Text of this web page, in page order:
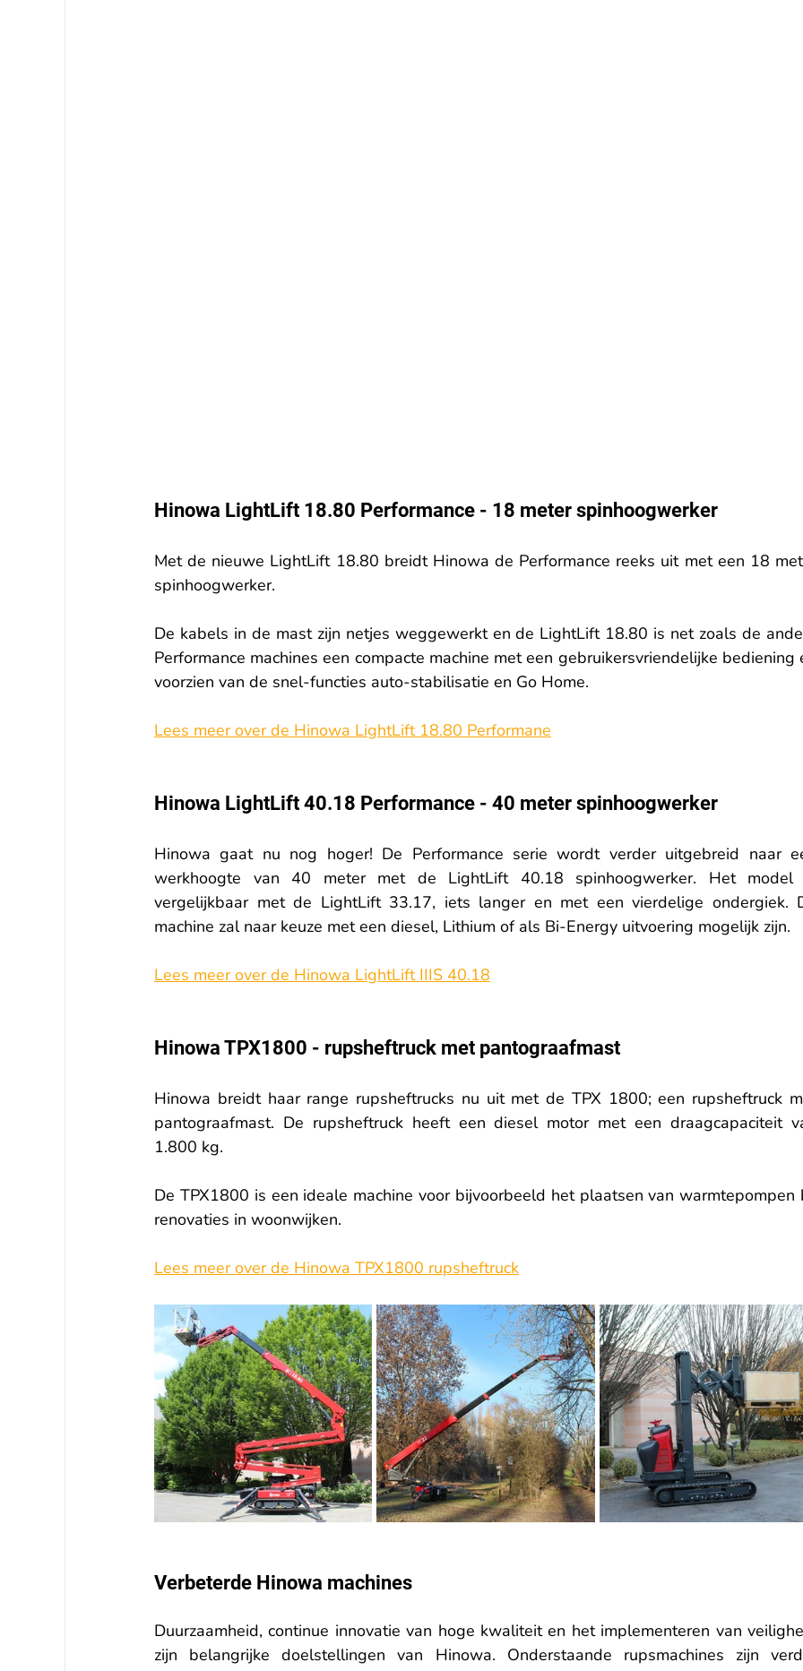
Hinowa LightLift 18.80 Performance - 18 meter spinhoogwerker
Met de nieuwe LightLift 18.80 breidt Hinowa de Performance reeks uit met een 18
spinhoogwerker.
De kabels in de mast zijn netjes weggewerkt en de LightLift 18.80 is net zoals de
Performance machines een compacte machine met een gebruikersvriendelijke bediening
voorzien van de snel-functies auto-stabilisatie en Go Home.
Lees meer over de Hinowa LightLift 18.80 Performane
Hinowa LightLift 40.18 Performance - 40 meter spinhoogwerker
Hinowa gaat nu nog hoger! De Performance serie wordt verder uitgebreid naar
werkhoogte van 40 meter met de LightLift 40.18 spinhoogwerker. Het model
vergelijkbaar met de LightLift 33.17, iets langer en met een vierdelige ondergiek.
machine zal naar keuze met een diesel, Lithium of als Bi-Energy uitvoering mogelijk zijn.
Lees meer over de Hinowa LightLift IIIS 40.18
Hinowa TPX1800 - rupsheftruck met pantograafmast
Hinowa breidt haar range rupsheftrucks nu uit met de TPX 1800; een rupsheftruck
pantograafmast. De rupsheftruck heeft een diesel motor met een draagcapaciteit
1.800 kg.
De TPX1800 is een ideale machine voor bijvoorbeeld het plaatsen van warmtepompen
renovaties in woonwijken.
Lees meer over de Hinowa TPX1800 rupsheftruck
Verbeterde Hinowa machines
Duurzaamheid, continue innovatie van hoge kwaliteit en het implementeren van
zijn belangrijke doelstellingen van Hinowa. Onderstaande rupsmachines zijn